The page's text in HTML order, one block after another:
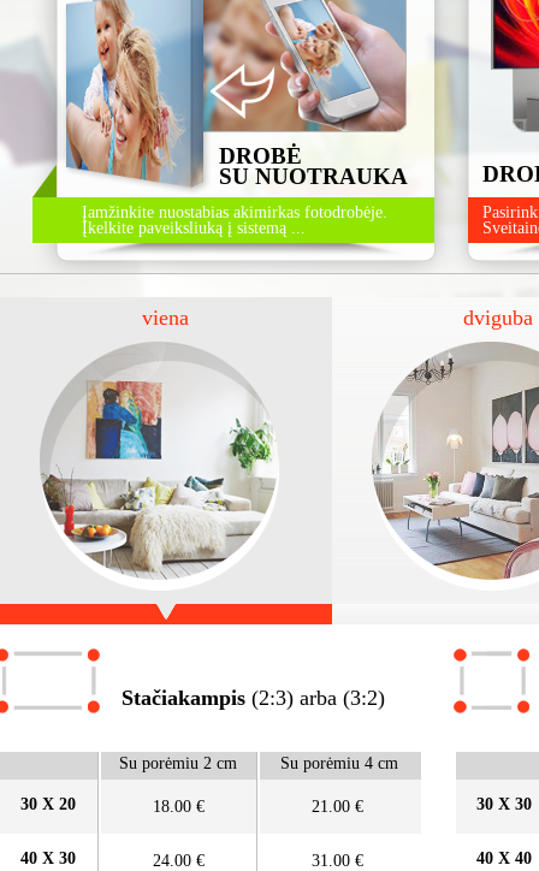
DROBĖ
SU NUOTRAUKA
Įamžinkite nuostabias akimirkas fotodrobėje.
Įkelkite paveiksliuką į sistemą ...
viena dviguba
Stačiakampis (2:3) arba (3:2)
Su porėmiu 2 cm Su porėmiu 4 cm
30 X 20 18.00 € 21.00 €
40 X 30 24.00 € 31.00 €
30 X 30
40 X 40